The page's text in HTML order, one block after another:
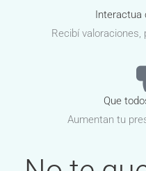
Interactua
Recibí
Que
Aumentan tu